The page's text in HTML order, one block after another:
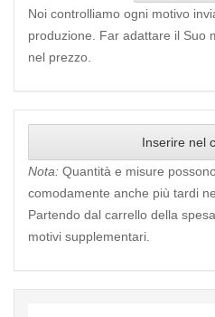
Noi controlliamo ogni motivo
produzione. Far adattare il Suo
nel prezzo.
Inserire nel
Nota: Quantità e misure
comodamente anche più tardi
Partendo dal carrello della
motivi supplementari.